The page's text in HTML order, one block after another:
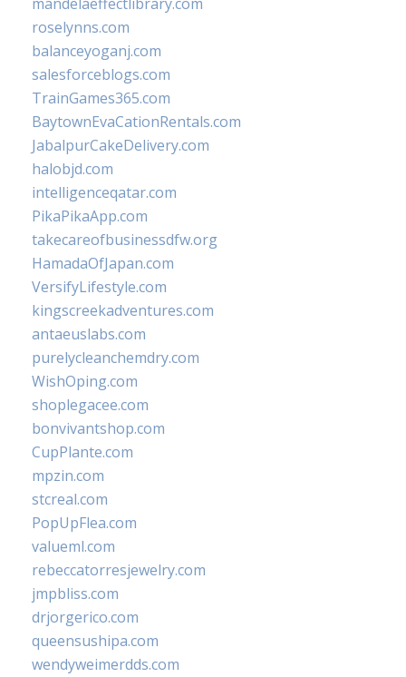
roselynns.com
balanceyoganj.com
salesforceblogs.com
TrainGames365.com
BaytownEvaCationRentals.com
JabalpurCakeDelivery.com
halobjd.com
intelligenceqatar.com
PikaPikaApp.com
takecareofbusinessdfw.org
HamadaOfJapan.com
VersifyLifestyle.com
kingscreekadventures.com
antaeuslabs.com
purelycleanchemdry.com
WishOping.com
shoplegacee.com
bonvivantshop.com
CupPlante.com
mpzin.com
stcreal.com
PopUpFlea.com
valueml.com
rebeccatorresjewelry.com
jmpbliss.com
drjorgerico.com
queensushipa.com
wendyweimerdds.com